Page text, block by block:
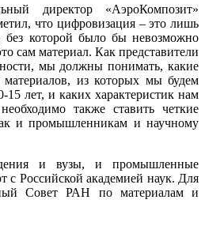
директор «АэроКомпозит»
что цифровизация – это лишь
без которой было бы невозможно
сам материал. Как представители
мы должны понимать, какие
из которых мы будем
15 лет, и каких характеристик нам
также ставить четкие
и промышленникам и научному
и вузы, и промышленные
с Российской академией наук. Для
Совет РАН по материалам и